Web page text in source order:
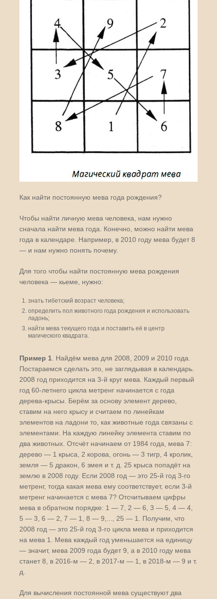
Как найти постоянную мева года рождения?
Чтобы найти личную мева человека, нам нужно
сначала найти мева года. Конечно, можно найти мева
года в календаре. Например, в 2010 году мева будет 8
— и нам нужно понять почему.
Для того чтобы найти постоянную мева рождения
человека — кьеме, нужно:
знать тибетский возраст человека;
определить пол животного года рождения и использовать
ладонь;
найти мева текущего года и поставить её в центр
магического квадрата.
Пример 1 . Найдём мева для 2008, 2009 и 2010 года.
Постараемся сделать это, не заглядывая в календарь.
2008 год приходится на 3-й круг мева. Каждый первый
год 60-летнего цикла метренг начинается с года
дерева-крысы. Берём за основу элемент дерево,
ставим на него крысу и считаем по линейкам
элементов на ладони то, как животные года связаны с
элементами. На каждую линейку элемента ставим по
два животных. Отсчёт начинаем от 1984 года, мева 7:
дерево — 1 крыса, 2 корова, огонь — 3 тигр, 4 кролик,
земля — 5 дракон, 6 змея и т. д. 25 крыса попадёт на
землю в 2008 году. Если 2008 год — это 25-й год 3-го
метренг, тогда какая мева ему соответствует, если 3-й
метренг начинается с мева 7? Отсчитываем цифры
мева в обратном порядке: 1 — 7, 2 — 6, 3 — 5, 4 — 4,
5 — 3, 6 — 2, 7 — 1, 8 — 9,..., 25 — 1. Получим, что
2008 год — это 25-й год 3-го цикла мева и приходится
на мева 1. Мева каждый год уменьшается на единицу
— значит, мева 2009 года будет 9, а в 2010 году мева
станет 8, в 2016-м — 2, в 2017-м — 1, в 2018-м — 9 и т.
д.
Для вычисления постоянной мева существуют два